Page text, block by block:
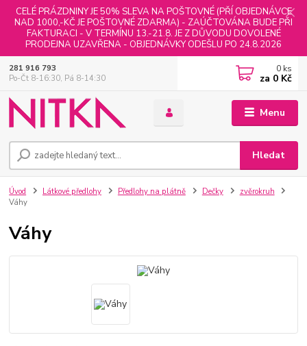
CELÉ PRÁZDNINY JE 50% SLEVA NA POŠTOVNÉ (PŘÍ OBJEDNÁVCE
NAD 1000,-KČ JE POŠTOVNÉ ZDARMA) - ZAÚČTOVÁNA BUDE PŘI
FAKTURACI - V TERMÍNU 13.-21.8. JE Z DŮVODU DOVOLENÉ
PRODEJNA UZAVŘENA - OBJEDNÁVKY ODEŠLU PO 24.8.2026
Menu
Hledat
281 916 793
Po-Čt 8-16:30, Pá 8-14:30
0 ks
za 0 Kč
Úvod Látkové předlohy Předlohy na plátně Dečky
zvěrokruh
Váhy
Váhy